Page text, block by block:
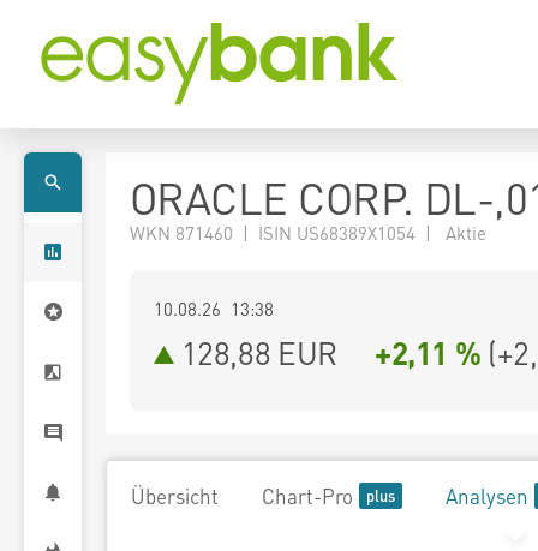
ORACLE CORP. DL-
WKN 871460 | ISIN US68389X1054 | Aktie
10.08.26 13:38
128,88 EUR +2,11 % (
Übersicht Chart-Pro Analysen